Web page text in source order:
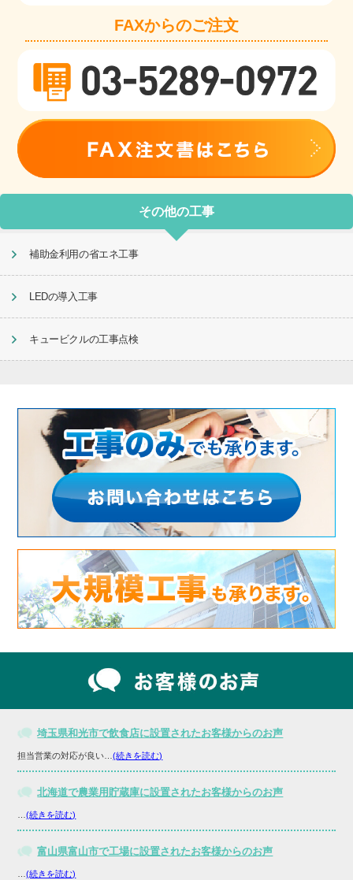
FAXからのご注文
その他の工事
補助金利用の省エネ工事
LEDの導入工事
キュービクルの工事点検
埼玉県和光市で飲食店に設置されたお客様からのお声
担当営業の対応が良い…(続きを読む)
北海道で農業用貯蔵庫に設置されたお客様からのお声
…(続きを読む)
富山県富山市で工場に設置されたお客様からのお声
…(続きを読む)